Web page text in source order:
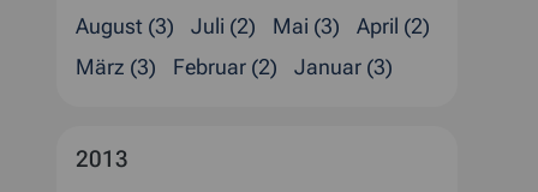
August (3)
Juli (2) Mai (3)
April (2)
März (3)
Februar (2) Januar (3)
2013